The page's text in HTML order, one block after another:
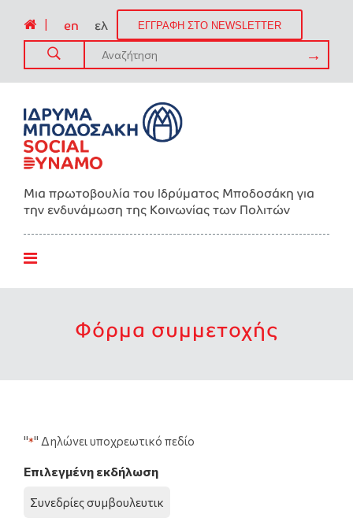
en ελ ΕΓΓΡΑΦΗ ΣΤΟ NEWSLETTER
Μια πρωτοβουλία του Ιδρύματος Μποδοσάκη για
την ενδυνάμωση της Kοινωνίας των Πολιτών
Φόρμα συμμετοχής
"*" Δηλώνει υποχρεωτικό πεδίο
Επιλεγμένη εκδήλωση